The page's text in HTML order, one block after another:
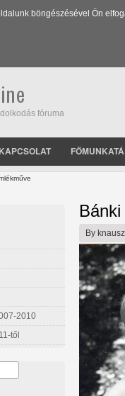
böngészésével Ön
fóruma
KAPCSOLAT
By
2010
től